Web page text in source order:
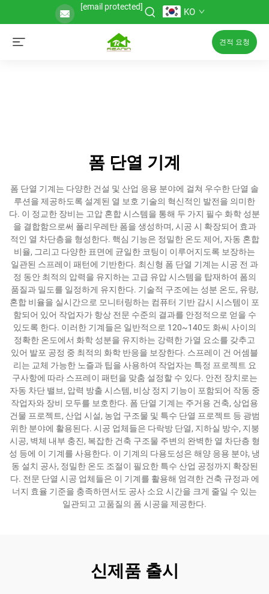
[email protected] KO
견적 요청
폼 단열 기계
폼 단열 기계는 다양한 건설 및 산업 응용 분야에 걸쳐 우수한 단열 솔
루션을 제공하도록 설계된 열 보호 기술의 혁신적인 발전을 의미한
다. 이 정교한 장비는 고압 혼합 시스템을 통해 두 가지 필수 화학 성분
을 결합함으로써 폴리우레탄 폼을 생성하며, 시공 시 확장되어 효과
적인 열 차단층을 형성한다. 핵심 기능은 정밀한 온도 제어, 자동 혼합
비율, 그리고 다양한 표면에 균일한 코팅이 이루어지도록 보장하는
일관된 스프레이 패턴에 기반한다. 최신형 폼 단열 기계는 시공 전 과
정 동안 최적의 압력을 유지하는 고급 유압 시스템을 탑재하여 폼의
품질과 밀도를 일정하게 유지한다. 기술적 구조에는 성분 온도, 유량,
혼합 비율을 실시간으로 모니터링하는 컴퓨터 기반 감시 시스템이 포
함되어 있어 작업자가 항상 전문 수준의 결과를 안정적으로 얻을 수
있도록 한다. 이러한 기계들은 일반적으로 120~140도 화씨 사이의
정확한 온도에서 화학 성분을 유지하는 강력한 가열 요소를 갖추고
있어 발포 공정 중 최적의 화학 반응을 보장한다. 스프레이 건 어셈블
리는 교체 가능한 노즐과 팁을 사용하여 작업자는 특정 프로젝트 요
구사항에 따라 스프레이 패턴을 맞춤 설정할 수 있다. 안전 장치로는
자동 차단 밸브, 압력 방출 시스템, 비상 정지 기능이 포함되어 작동 중
작업자와 장비 모두를 보호한다. 폼 단열 기계는 주거용 건축, 상업용
건물 프로젝트, 산업 시설, 농업 구조물 및 특수 단열 프로젝트 등 광범
위한 분야에 활용된다. 시공 업체들은 다락방 단열, 지하실 방수, 지붕
시공, 벽체 내부 충진, 복잡한 건축 구조물 주변의 완벽한 열 차단층 형
성 등에 이 기계를 사용한다. 이 기계의 다용도성은 해양 응용 분야, 냉
동 설치 공사, 정밀한 온도 조절이 필요한 특수 산업 공정까지 확장된
다. 전문 단열 시공 업체들은 이 기계를 활용해 엄격한 건축 규정과 에
너지 효율 기준을 충족하면서도 공사 소요 시간을 크게 줄일 수 있는
일관되고 고품질의 폼 시공을 제공한다.
신제품 출시